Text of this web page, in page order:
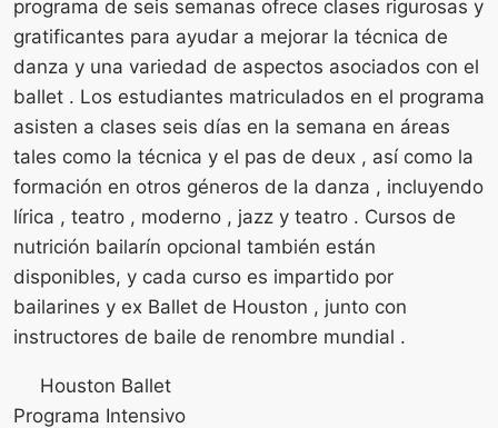
programa de seis semanas ofrece clases rigurosas y
gratificantes para ayudar a mejorar la técnica de
danza y una variedad de aspectos asociados con el
ballet . Los estudiantes matriculados en el programa
asisten a clases seis días en la semana en áreas
tales como la técnica y el pas de deux , así como la
formación en otros géneros de la danza , incluyendo
lírica , teatro , moderno , jazz y teatro . Cursos de
nutrición bailarín opcional también están
disponibles, y cada curso es impartido por
bailarines y ex Ballet de Houston , junto con
instructores de baile de renombre mundial .
Houston Ballet
Programa Intensivo